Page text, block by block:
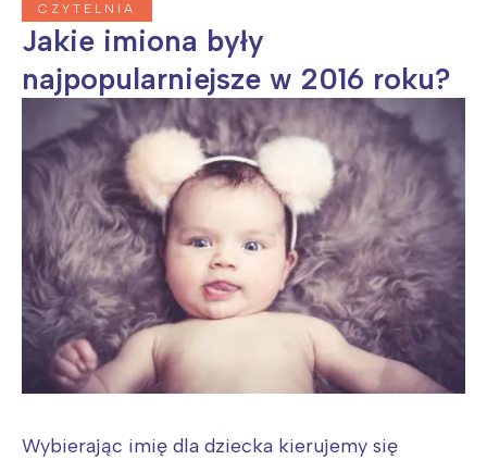
CZYTELNIA
Jakie imiona były
najpopularniejsze w 2016 roku?
Wybierając imię dla dziecka kierujemy się